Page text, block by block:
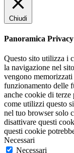
Chiudi
Panoramica Privacy
Questo sito utilizza i
la navigazione nel
vengono
funzionamento delle
anche cookie di terze
come utilizzi questo
nel tuo browser solo
disattivare questi
questi cookie
Necessari
Necessari